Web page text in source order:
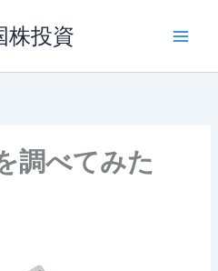
株投資
調べてみた